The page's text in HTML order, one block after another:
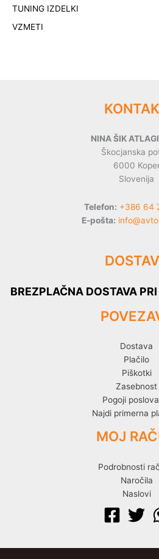
TUNING IZDELKI
VZMETI
NINA ŠIK
Škocjanska
6000
Slovenija
Telefon: +386 64
E-pošta:
BREZPLAČNA DOSTAVA
Dostava
Plačilo
Piškotki
Zasebnost
Pogoji
Najdi primerna
MOJ
Podrobnosti
Naročila
Naslovi